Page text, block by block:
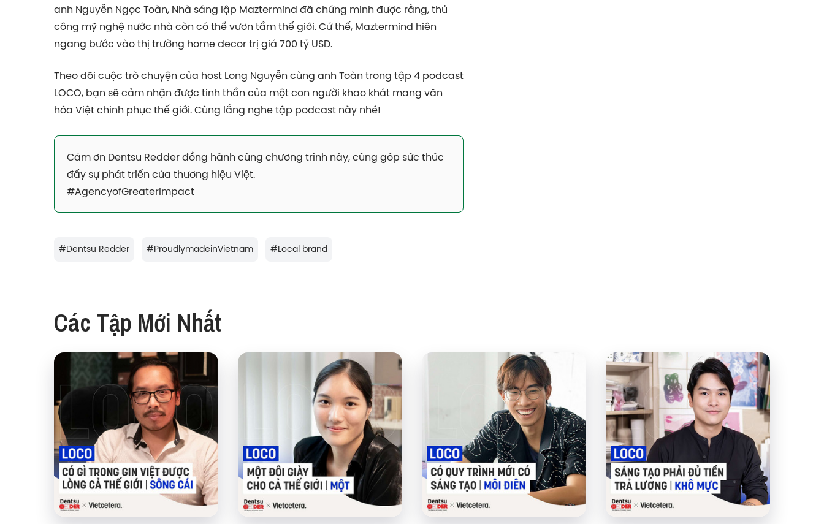
anh Nguyễn Ngọc Toàn, Nhà sáng lập Maztermind đã chứng minh được rằng, thủ
công mỹ nghệ nước nhà còn có thể vươn tầm thế giới. Cứ thế, Maztermind hiên
ngang bước vào thị trường home decor trị giá 700 tỷ USD.
Theo dõi cuộc trò chuyện của host Long Nguyễn cùng anh Toàn trong tập 4 podcast
LOCO, bạn sẽ cảm nhận được tinh thần của một con người khao khát mang văn
hóa Việt chinh phục thế giới. Cùng lắng nghe tập podcast này nhé!
Cảm ơn Dentsu Redder đồng hành cùng chương trình này, cùng góp sức thúc
đẩy sự phát triển của thương hiệu Việt.
#AgencyofGreaterImpact
#Dentsu Redder #ProudlymadeinVietnam #Local brand
Các Tập Mới Nhất